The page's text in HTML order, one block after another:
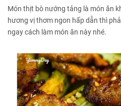
Món thịt bò nướng tảng là món ăn
hương vị thơm ngon hấp dẫn thì
ngay cách làm món ăn này nhé.